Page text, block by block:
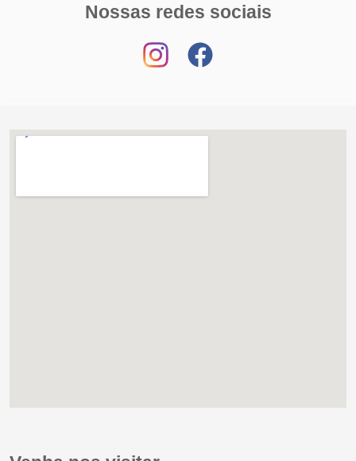
Nossas redes sociais